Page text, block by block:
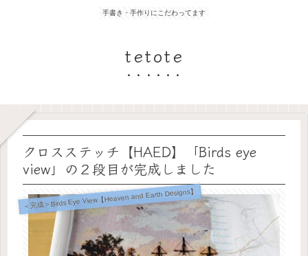
手書き・手作りにこだわってます
tetote
クロスステッチ【HAED】「Birds eye
view」の２段目が完成しました
＜完成＞Birds Eye View【Heaven and Earth Designs】